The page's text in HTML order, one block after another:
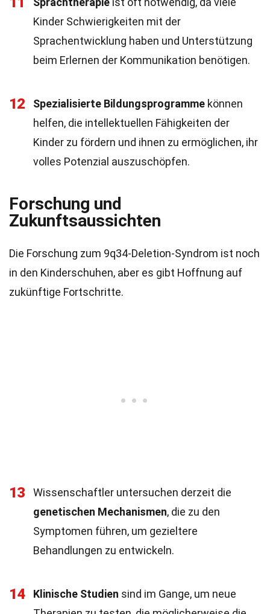
Kinder Schwierigkeiten mit der
Sprachentwicklung haben und Unterstützung
beim Erlernen der Kommunikation benötigen.
12 Spezialisierte Bildungsprogramme können
helfen, die intellektuellen Fähigkeiten der
Kinder zu fördern und ihnen zu ermöglichen, ihr
volles Potenzial auszuschöpfen.
Forschung und
Zukunftsaussichten
Die Forschung zum 9q34-Deletion-Syndrom ist noch
in den Kinderschuhen, aber es gibt Hoffnung auf
zukünftige Fortschritte.
13
Wissenschaftler untersuchen derzeit die
genetischen Mechanismen, die zu den
Symptomen führen, um gezieltere
Behandlungen zu entwickeln.
14 Klinische Studien sind im Gange, um neue